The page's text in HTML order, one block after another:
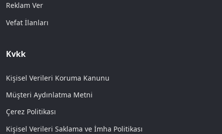
Reklam Ver
Vefat İlanları
Kvkk
Kişisel Verileri Koruma Kanunu
Müşteri Aydınlatma Metni
Çerez Politikası
Kişisel Verileri Saklama ve İmha Politikası